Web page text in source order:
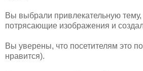
Вы выбрали привлекательную
потрясающие изображения и
Вы уверены, что посетителям это
нравится).